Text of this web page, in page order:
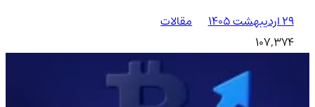
۲۹ اردیبهشت ۱۴۰۵
مقالات
107,374